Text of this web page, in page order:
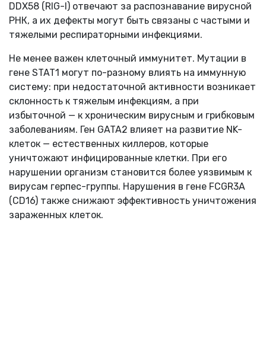
DDX58 (RIG-I) отвечают за распознавание вирусной
РНК, а их дефекты могут быть связаны с частыми и
тяжелыми респираторными инфекциями.
Не менее важен клеточный иммунитет. Мутации в
гене STAT1 могут по-разному влиять на иммунную
систему: при недостаточной активности возникает
склонность к тяжелым инфекциям, а при
избыточной — к хроническим вирусным и грибковым
заболеваниям. Ген GATA2 влияет на развитие NK-
клеток — естественных киллеров, которые
уничтожают инфицированные клетки. При его
нарушении организм становится более уязвимым к
вирусам герпес-группы. Нарушения в гене FCGR3A
(CD16) также снижают эффективность уничтожения
зараженных клеток.